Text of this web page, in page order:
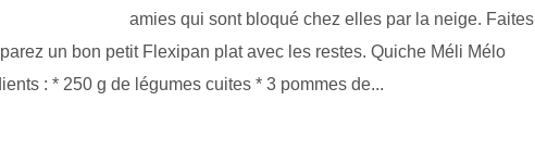
amies qui sont bloqué chez elles par la neige. Faites
un bon petit Flexipan plat avec les restes. Quiche Méli Mélo
: * 250 g de légumes cuites * 3 pommes de...